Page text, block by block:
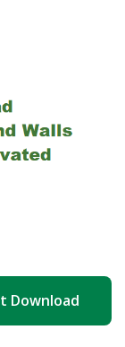
Download